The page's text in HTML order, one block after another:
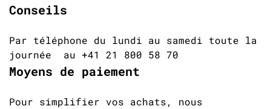
Conseils
Par téléphone du lundi au samedi toute la
journée au +41 21 800 58 70
Moyens de paiement
Pour simplifier vos achats, nous